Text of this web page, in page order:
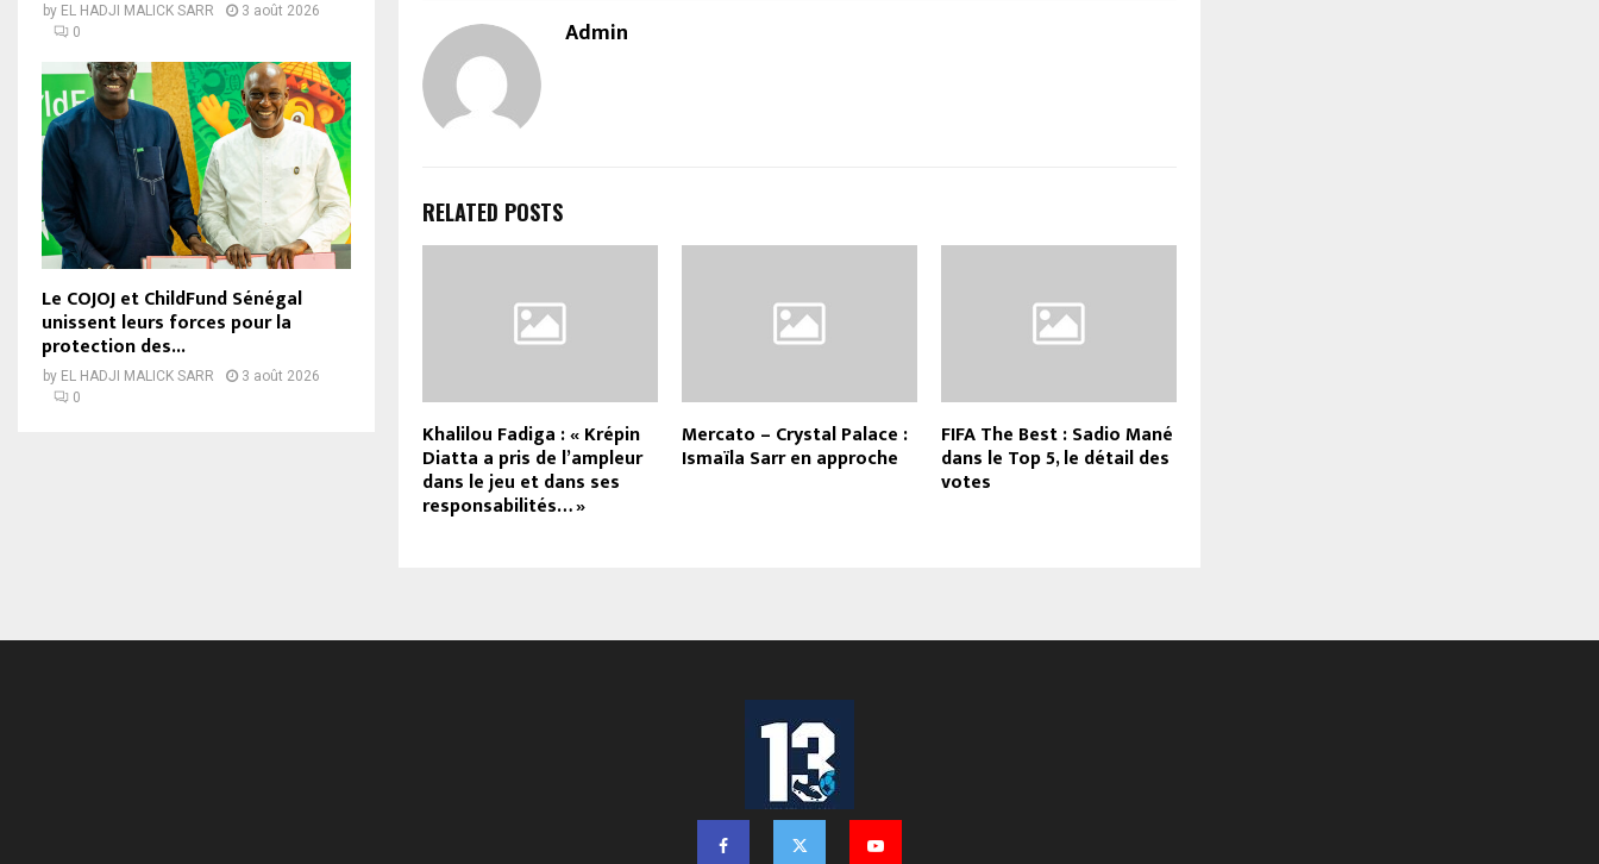
Admin
RELATED POSTS
Khalilou Fadiga : « Krépin
Diatta a pris de l’ampleur
dans le jeu et dans ses
responsabilités… »
Mercato – Crystal Palace :
Ismaïla Sarr en approche
FIFA The Best : Sadio Mané
dans le Top 5, le détail des
votes
by EL HADJI MALICK SARR
3 août 2026
0
Le COJOJ et ChildFund Sénégal
unissent leurs forces pour la
protection des...
by EL HADJI MALICK SARR
3 août 2026
0